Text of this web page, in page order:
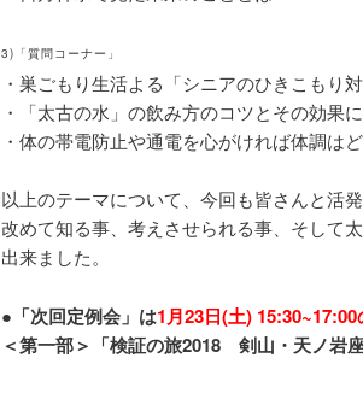
3)「質問コーナー」
・巣ごもり生活よる「シニアのひきこもり対
・「太古の水」の飲み方のコツとその効果に
・体の帯電防止や通電を心がければ体調は
以上のテーマについて、今回も皆さんと活
改めて知る事、考えさせられる事、そして
出来ました。
●「次回定例会」は1月23日(土)
＜第一部＞「検証の旅2018 剣山・天ノ岩